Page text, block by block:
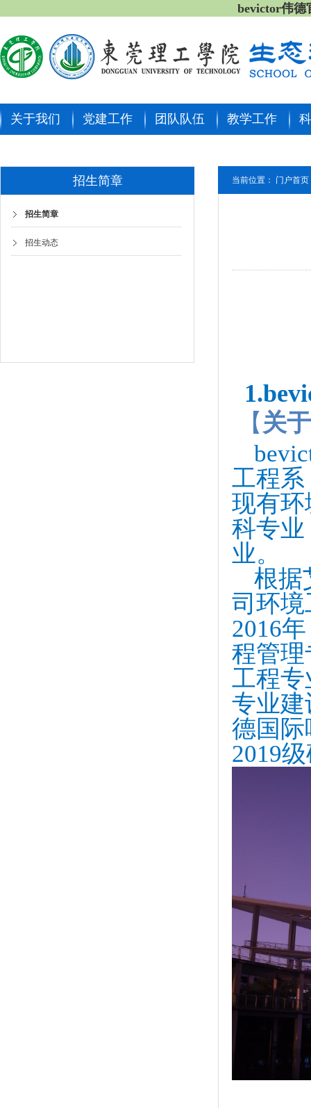
bevictor伟德
关于我们 党建工作 团队队伍 教学工作
招生简章
招生简章
招生动态
当前位置： 门户首页
【 关
工程系
现有
科专
业。
根据
司环
2016
程管理
工程
专业建
德国
2019